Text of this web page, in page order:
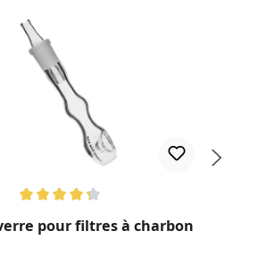
pour filtres à charbon